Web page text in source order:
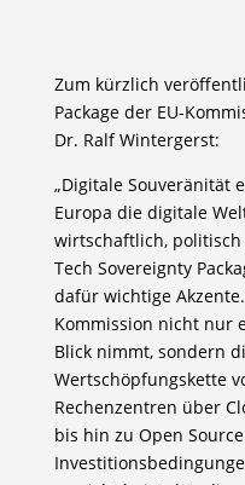
Zum kürzlich
Package der EU-
Dr. Ralf Wintergerst:
„Digitale Souveränität
Europa die digitale
wirtschaftlich,
Tech Sovereignty
dafür wichtige
Kommission nicht nur
Blick nimmt, sondern
Wertschöpfungskette
Rechenzentren über
bis hin zu Open